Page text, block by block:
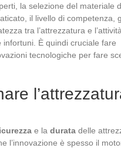
la selezione del materiale
il livello di competenza,
tra l’attrezzatura e
infortuni. È quindi cruciale fare
tecnologiche per fare
e la durata delle
l’innovazione è spesso il